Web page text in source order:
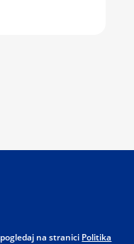
na stranici Politika